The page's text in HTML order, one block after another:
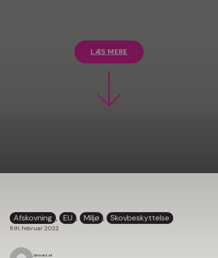
LÆS MERE
Afskovning , EU , Miljø , Skovbeskyttelse
8th, februar 2022
Skrevet af